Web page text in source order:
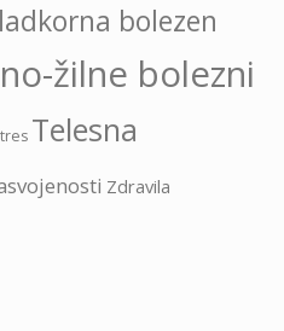
bolezen
žilne bolezni
Telesna
Zdravila